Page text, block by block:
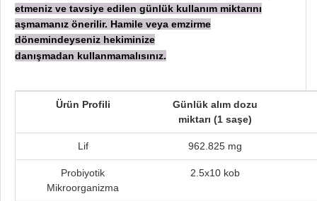
etmeniz ve tavsiye edilen günlük kullanım miktarını
aşmamanız önerilir. Hamile veya emzirme
dönemindeyseniz hekiminize
danışmadan kullanmamalısınız.
Ürün Profili
Günlük alım dozu
miktarı (1 saşe)
Lif 962.825 mg
Probiyotik
Mikroorganizma
2.5x10 kob